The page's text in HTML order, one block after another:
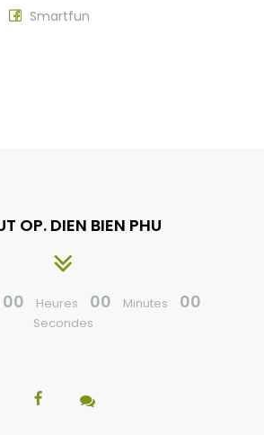
Smartfun
OP. DIEN BIEN PHU
00 Heures 00 Minutes 00
Secondes